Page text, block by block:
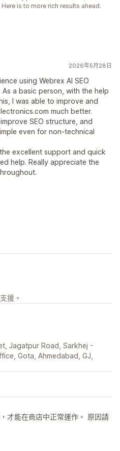
is to more rich results ahead.
2026年5月28日
using Webrex AI SEO
a basic person, with the help
I was able to improve and
much better.
SEO structure, and
even for non-technical
excellent support and quick
help. Really appreciate the
援。
Jagatpur Road, Sarkhej -
Gota, Ahmedabad, GJ,
才能在商店中正常運作。 原因請